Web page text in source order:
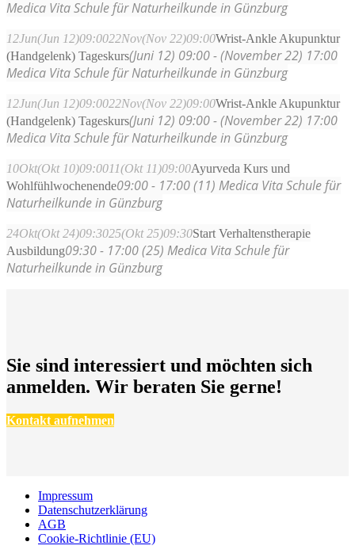
Medica Vita Schule für Naturheilkunde in Günzburg
12Jun(Jun 12)09:0022Nov(Nov 22)09:00Wrist-Ankle Akupunktur
(Handgelenk) Tageskurs(Juni 12) 09:00 - (November 22) 17:00
Medica Vita Schule für Naturheilkunde in Günzburg
12Jun(Jun 12)09:0022Nov(Nov 22)09:00Wrist-Ankle Akupunktur
(Handgelenk) Tageskurs(Juni 12) 09:00 - (November 22) 17:00
Medica Vita Schule für Naturheilkunde in Günzburg
10Okt(Okt 10)09:0011(Okt 11)09:00Ayurveda Kurs und
Wohlfühlwochenende09:00 - 17:00 (11) Medica Vita Schule für
Naturheilkunde in Günzburg
24Okt(Okt 24)09:3025(Okt 25)09:30Start Verhaltenstherapie
Ausbildung09:30 - 17:00 (25) Medica Vita Schule für
Naturheilkunde in Günzburg
Sie sind interessiert und möchten sich
anmelden. Wir beraten Sie gerne!
Kontakt aufnehmen
Impressum
Datenschutzerklärung
AGB
Cookie-Richtlinie (EU)